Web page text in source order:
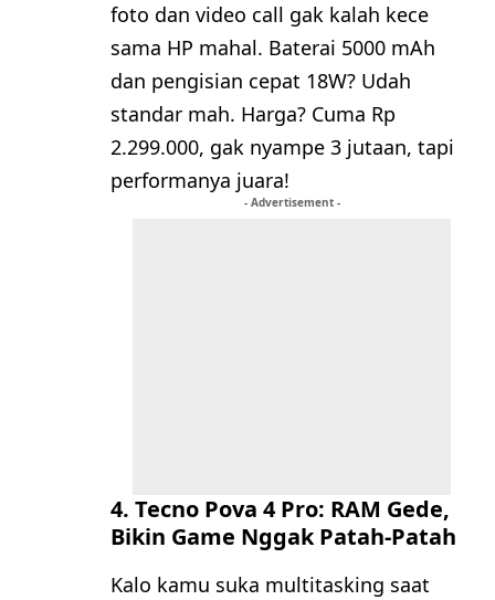
foto dan video call gak kalah kece
sama HP mahal. Baterai 5000 mAh
dan pengisian cepat 18W? Udah
standar mah. Harga? Cuma Rp
2.299.000, gak nyampe 3 jutaan, tapi
performanya juara!
- Advertisement -
4. Tecno Pova 4 Pro: RAM Gede,
Bikin Game Nggak Patah-Patah
Kalo kamu suka multitasking saat